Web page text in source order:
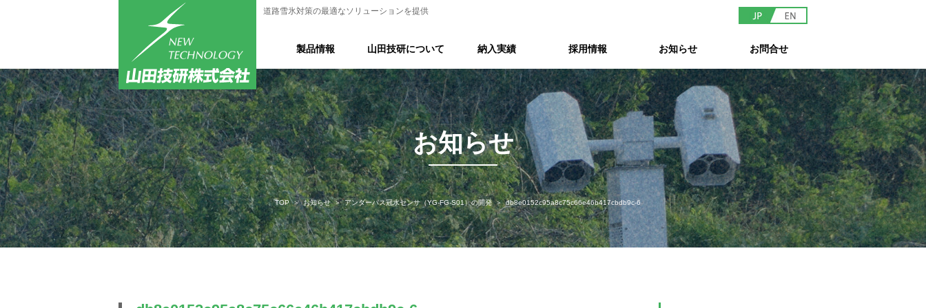
道路雪氷対策の最適なソリューションを提供
製品情報 山田技研について 納入実績 採用情報 お知らせ お問合せ
お知らせ
TOP お知らせ アンダーパス冠水センサ（YG-FG-S01）の開発 db8e0152c95a8c75c66e46b417cbdb9c-6